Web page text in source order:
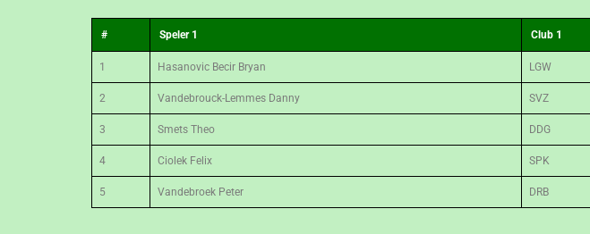
# Speler 1 Club 1
1 Hasanovic Becir Bryan LGW
2 Vandebrouck-Lemmes Danny SVZ
3 Smets Theo DDG
4 Ciolek Felix SPK
5 Vandebroek Peter DRB